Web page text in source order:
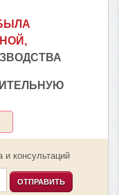
консультаций
ОТПРАВИТЬ